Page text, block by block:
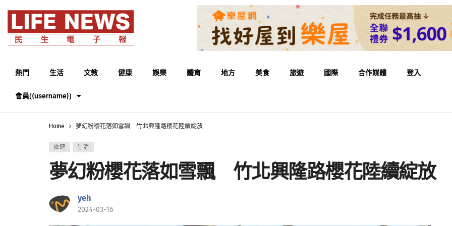
熱門 生活 文教 健康 娛樂 體育 地方 美食 旅遊 國際 合作媒體 登入
會員({username})
Home 夢幻粉櫻花落如雪飄 竹北興隆路櫻花陸續綻放
旅遊 生活
夢幻粉櫻花落如雪飄 竹北興隆路櫻花陸續綻放
yeh
2024-03-16